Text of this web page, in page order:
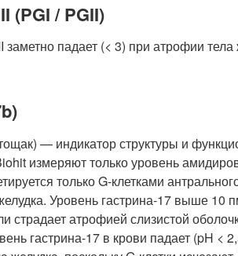
(PGI / PGII)
падает (< 3) при атрофии тела
— индикатор структуры и
измеряют только уровень
только G-клетками
Уровень гастрина-17 выше 10
атрофией слизистой
гастрина-17 в крови падает (pH <